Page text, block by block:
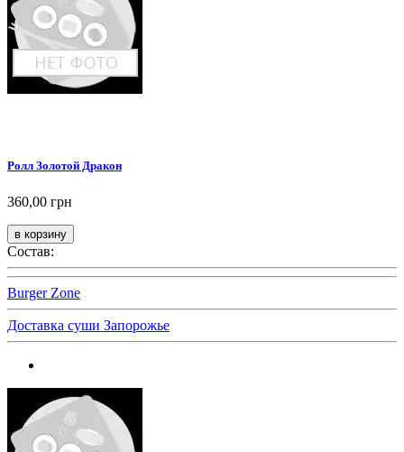
Ролл Золотой Дракон
360,00 грн
Состав:
Burger Zone
Доставка суши Запорожье